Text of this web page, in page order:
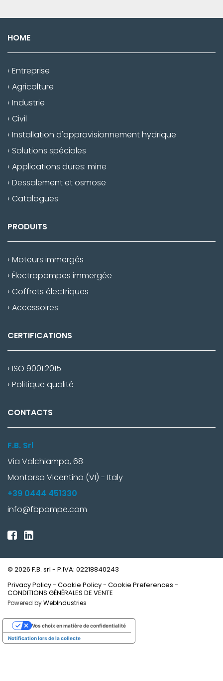
HOME
Entreprise
Agricolture
Industrie
Civil
Installation d'approvisionnement hydrique
Solutions spéciales
Applications dures: mine
Dessalement et osmose
Catalogues
PRODUITS
Moteurs immergés
Électropompes immergée
Coffrets électriques
Accessoires
CERTIFICATIONS
ISO 9001:2015
Politique qualité
CONTACTS
F.B. Srl
Via Valchiampo, 68
Montorso Vicentino (VI) - Italy
+39 0444 451330
info@fbpompe.com
© 2026 F.B. srl - P.IVA: 02218840243
Privacy Policy- Cookie Policy- Cookie Preferences -
CONDITIONS GÉNÉRALES DE VENTE
Powered byWebIndustries
Notification lors de la collecte
Vos choix en matière de confidentialité